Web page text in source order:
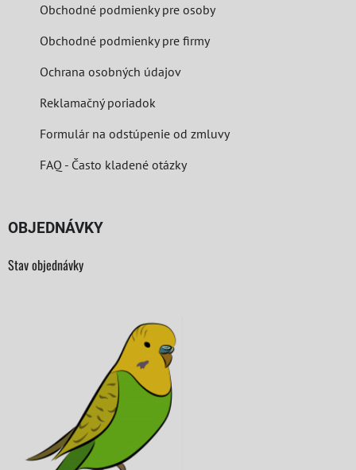
Obchodné podmienky pre osoby
Obchodné podmienky pre firmy
Ochrana osobných údajov
Reklamačný poriadok
Formulár na odstúpenie od zmluvy
FAQ - Často kladené otázky
OBJEDNÁVKY
Stav objednávky